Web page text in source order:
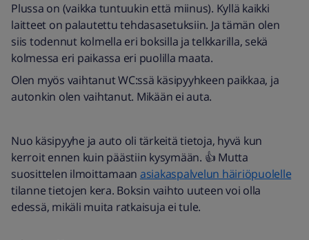
Plussa on (vaikka tuntuukin että miinus). Kyllä kaikki
laitteet on palautettu tehdasasetuksiin. Ja tämän olen
siis todennut kolmella eri boksilla ja telkkarilla, sekä
kolmessa eri paikassa eri puolilla maata.
Olen myös vaihtanut WC:ssä käsipyyhkeen paikkaa, ja
autonkin olen vaihtanut. Mikään ei auta.
Nuo käsipyyhe ja auto oli tärkeitä tietoja, hyvä kun
kerroit ennen kuin päästiin kysymään. 👍 Mutta
suosittelen ilmoittamaan asiakaspalvelun häiriöpuolelle
tilanne tietojen kera. Boksin vaihto uuteen voi olla
edessä, mikäli muita ratkaisuja ei tule.